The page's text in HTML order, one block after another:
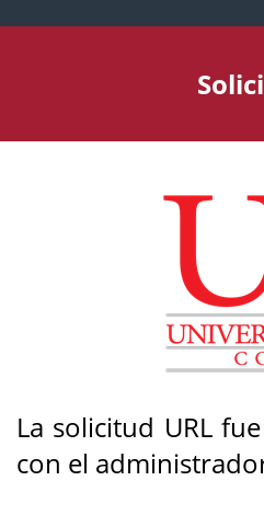
La solicitud URL
con el